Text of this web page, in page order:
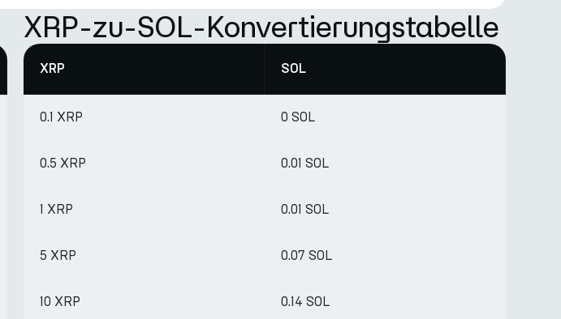
XRP-zu-SOL-Konvertierungstabelle
XRP SOL
0.1 XRP 0 SOL
0.5 XRP 0.01 SOL
1 XRP 0.01 SOL
5 XRP 0.07 SOL
10 XRP 0.14 SOL